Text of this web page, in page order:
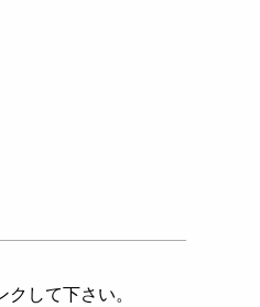
して下さい。